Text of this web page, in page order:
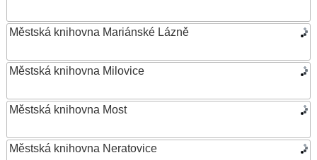
Městská knihovna Mariánské Lázně
Městská knihovna Milovice
Městská knihovna Most
Městská knihovna Neratovice